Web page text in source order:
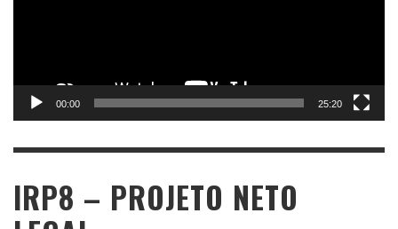
00:00 25:20
IRP8 – PROJETO NETO